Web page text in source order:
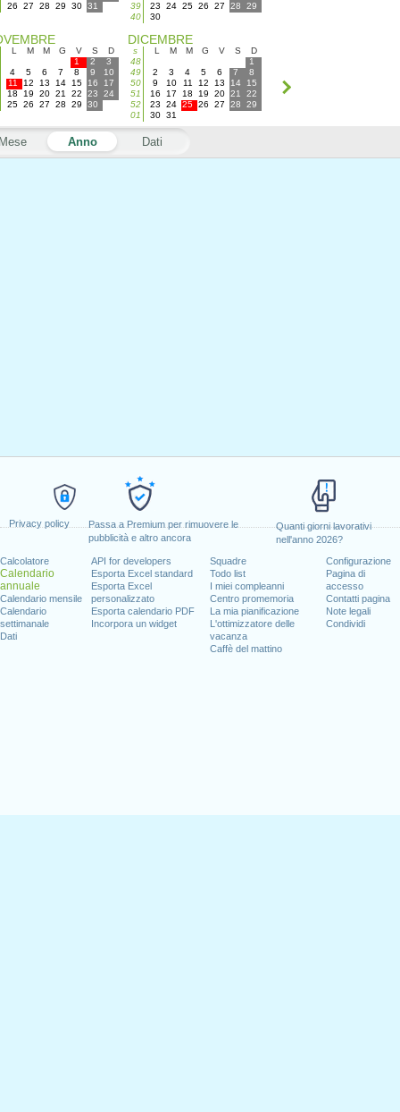
Privacy policy
Passa a Premium per rimuovere le
pubblicità e altro ancora
Quanti giorni lavorativi
nell'anno 2026?
Calcolatore
Calendario
annuale
Calendario mensile
Calendario
settimanale
Dati
API for developers
Esporta Excel standard
Esporta Excel
personalizzato
Esporta calendario PDF
Incorpora un widget
Squadre
Todo list
I miei compleanni
Centro promemoria
La mia pianificazione
L'ottimizzatore delle
vacanza
Caffè del mattino
Configurazione
Pagina di
accesso
Contatti pagina
Note legali
Condividi
26
27 28 29 30 31
39
23 24 25 26 27 28
29
40
30
L M M G V S
D
1
2
3
4
5 6 7 8 9
10
11
12 13 14 15 16
17
18
19 20 21 22 23
24
25 26 27 28 29 30
DICEMBRE
s L M M G V S
D
48
1
49
2 3 4 5 6 7
8
50
9 10 11 12 13 14
15
51
16 17 18 19 20 21
22
52
23 24 25 26 27 28
29
01
30 31
Anno Dati